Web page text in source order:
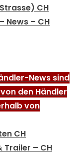
CH
News – CH
News sind
den Händler
von
CH
Trailer – CH